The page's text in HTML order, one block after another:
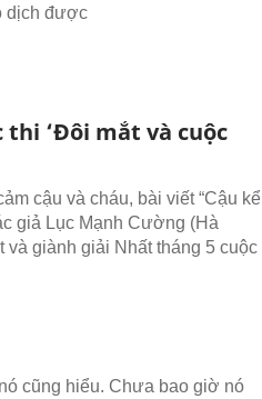
dịch được
‘Đôi mắt và cuộc
cậu và cháu, bài viết “Cậu kể
giả Lục Mạnh Cường (Hà
và giành giải Nhất tháng 5 cuộc
cũng hiểu. Chưa bao giờ nó